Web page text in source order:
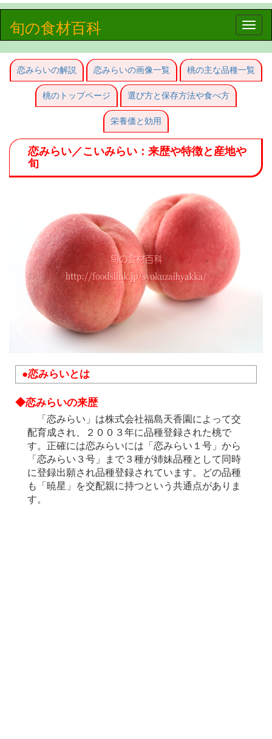
Toggle
旬の食材百科
恋みらいの解説 恋みらいの画像一覧 桃の主な品種一覧
桃のトップページ 選び方と保存方法や食べ方
栄養価と効用
恋みらい／こいみらい：来歴や特徴と産地や
旬
●恋みらいとは
◆恋みらいの来歴
「恋みらい」は株式会社福島天香園によって交
配育成され、２００３年に品種登録された桃で
す。正確には恋みらいには「恋みらい１号」から
「恋みらい３号」まで３種が姉妹品種として同時
に登録出願され品種登録されています。どの品種
も「暁星」を交配親に持つという共通点がありま
す。